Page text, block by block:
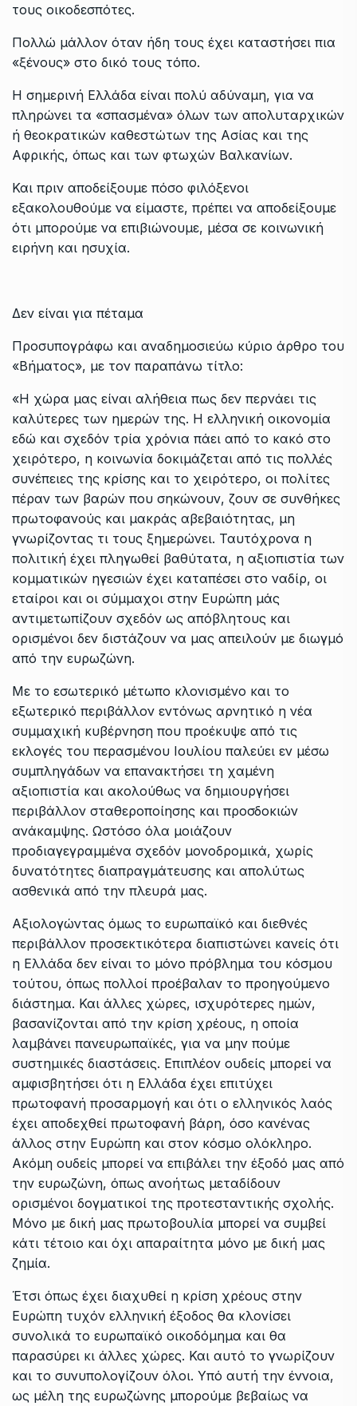
τους οικοδεσπότες.
Πολλώ μάλλον όταν ήδη τους έχει καταστήσει πια
«ξένους» στο δικό τους τόπο.
Η σημερινή Ελλάδα είναι πολύ αδύναμη, για να
πληρώνει τα «σπασμένα» όλων των απολυταρχικών
ή θεοκρατικών καθεστώτων της Ασίας και της
Αφρικής, όπως και των φτωχών Βαλκανίων.
Και πριν αποδείξουμε πόσο φιλόξενοι
εξακολουθούμε να είμαστε, πρέπει να αποδείξουμε
ότι μπορούμε να επιβιώνουμε, μέσα σε κοινωνική
ειρήνη και ησυχία.
Δεν είναι για πέταμα
Προσυπογράφω και αναδημοσιεύω κύριο άρθρο του
«Βήματος», με τον παραπάνω τίτλο:
«Η χώρα μας είναι αλήθεια πως δεν περνάει τις
καλύτερες των ημερών της. Η ελληνική οικονομία
εδώ και σχεδόν τρία χρόνια πάει από το κακό στο
χειρότερο, η κοινωνία δοκιμάζεται από τις πολλές
συνέπειες της κρίσης και το χειρότερο, οι πολίτες
πέραν των βαρών που σηκώνουν, ζουν σε συνθήκες
πρωτοφανούς και μακράς αβεβαιότητας, μη
γνωρίζοντας τι τους ξημερώνει. Ταυτόχρονα η
πολιτική έχει πληγωθεί βαθύτατα, η αξιοπιστία των
κομματικών ηγεσιών έχει καταπέσει στο ναδίρ, οι
εταίροι και οι σύμμαχοι στην Ευρώπη μάς
αντιμετωπίζουν σχεδόν ως απόβλητους και
ορισμένοι δεν διστάζουν να μας απειλούν με διωγμό
από την ευρωζώνη.
Με το εσωτερικό μέτωπο κλονισμένο και το
εξωτερικό περιβάλλον εντόνως αρνητικό η νέα
συμμαχική κυβέρνηση που προέκυψε από τις
εκλογές του περασμένου Ιουλίου παλεύει εν μέσω
συμπληγάδων να επανακτήσει τη χαμένη
αξιοπιστία και ακολούθως να δημιουργήσει
περιβάλλον σταθεροποίησης και προσδοκιών
ανάκαμψης. Ωστόσο όλα μοιάζουν
προδιαγεγραμμένα σχεδόν μονοδρομικά, χωρίς
δυνατότητες διαπραγμάτευσης και απολύτως
ασθενικά από την πλευρά μας.
Αξιολογώντας όμως το ευρωπαϊκό και διεθνές
περιβάλλον προσεκτικότερα διαπιστώνει κανείς ότι
η Ελλάδα δεν είναι το μόνο πρόβλημα του κόσμου
τούτου, όπως πολλοί προέβαλαν το προηγούμενο
διάστημα. Και άλλες χώρες, ισχυρότερες ημών,
βασανίζονται από την κρίση χρέους, η οποία
λαμβάνει πανευρωπαϊκές, για να μην πούμε
συστημικές διαστάσεις. Επιπλέον ουδείς μπορεί να
αμφισβητήσει ότι η Ελλάδα έχει επιτύχει
πρωτοφανή προσαρμογή και ότι ο ελληνικός λαός
έχει αποδεχθεί πρωτοφανή βάρη, όσο κανένας
άλλος στην Ευρώπη και στον κόσμο ολόκληρο.
Ακόμη ουδείς μπορεί να επιβάλει την έξοδό μας από
την ευρωζώνη, όπως ανοήτως μεταδίδουν
ορισμένοι δογματικοί της προτεσταντικής σχολής.
Μόνο με δική μας πρωτοβουλία μπορεί να συμβεί
κάτι τέτοιο και όχι απαραίτητα μόνο με δική μας
ζημία.
Έτσι όπως έχει διαχυθεί η κρίση χρέους στην
Ευρώπη τυχόν ελληνική έξοδος θα κλονίσει
συνολικά το ευρωπαϊκό οικοδόμημα και θα
παρασύρει κι άλλες χώρες. Και αυτό το γνωρίζουν
και το συνυπολογίζουν όλοι. Υπό αυτή την έννοια,
ως μέλη της ευρωζώνης μπορούμε βεβαίως να